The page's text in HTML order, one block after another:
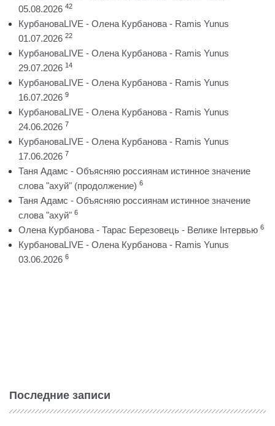
05.08.2026 42
КурбановаLIVE - Олена Курбанова - Ramis Yunus
01.07.2026 22
КурбановаLIVE - Олена Курбанова - Ramis Yunus
29.07.2026 14
КурбановаLIVE - Олена Курбанова - Ramis Yunus
16.07.2026 9
КурбановаLIVE - Олена Курбанова - Ramis Yunus
24.06.2026 7
КурбановаLIVE - Олена Курбанова - Ramis Yunus
17.06.2026 7
Таня Адамс - Объясняю россиянам истинное значение
слова "ахуй" (продолжение) 6
Таня Адамс - Объясняю россиянам истинное значение
слова "ахуй" 6
Олена Курбанова - Тарас Березовець - Велике Інтервью 6
КурбановаLIVE - Олена Курбанова - Ramis Yunus
03.06.2026 6
Последние записи